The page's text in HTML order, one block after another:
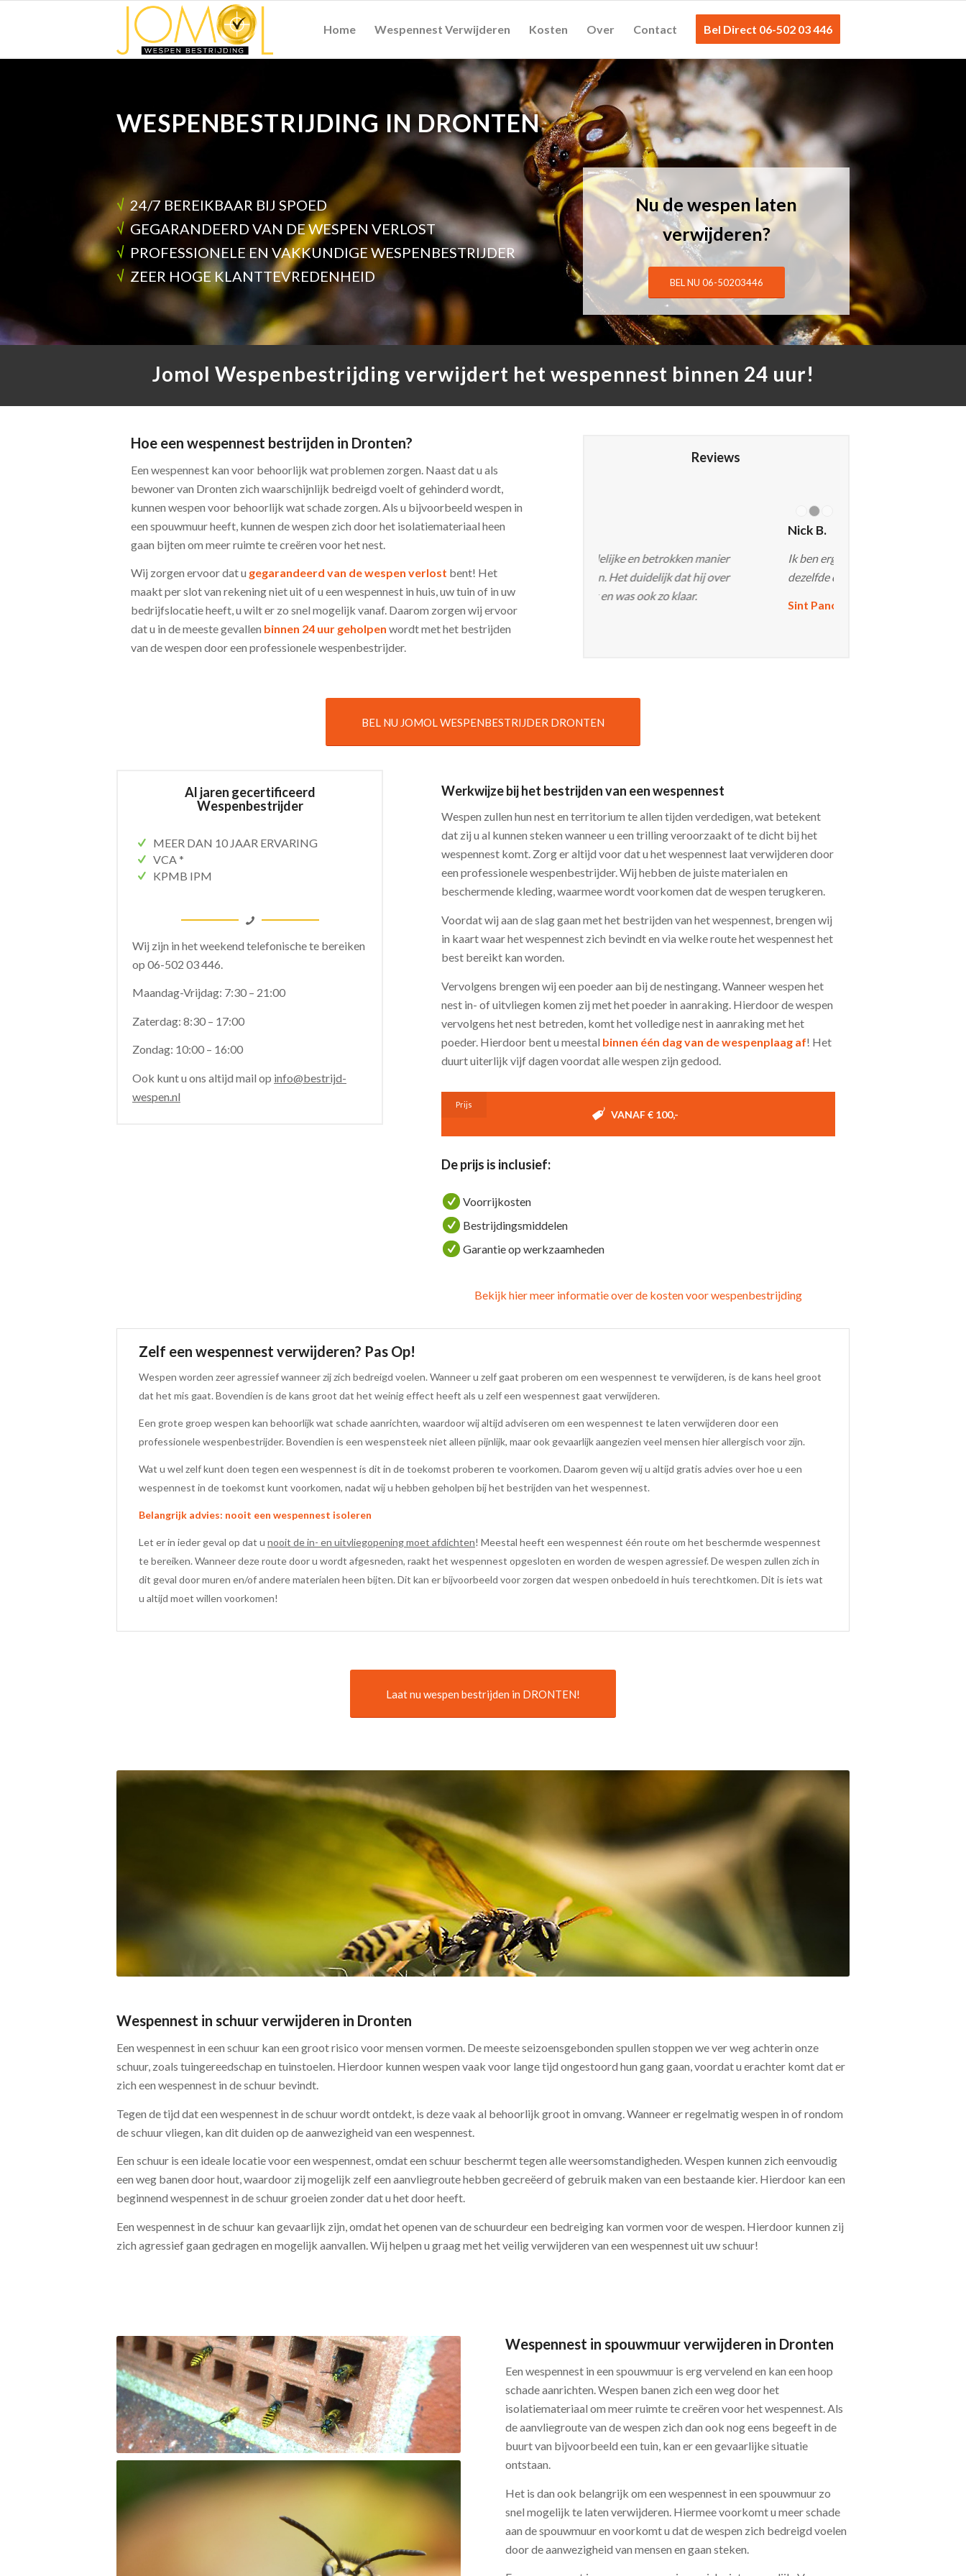
Home Wespennest Verwijderen Kosten Over Contact Bel Direct 06-502 03 446
WESPENBESTRIJDING IN DRONTEN
√ 24/7 BEREIKBAAR BIJ SPOED
√GEGARANDEERD VAN DE WESPEN VERLOST
√ PROFESSIONELE EN VAKKUNDIGE WESPENBESTRIJDER
√ ZEER HOGE KLANTTEVREDENHEID
Nu de wespen laten
verwijderen?
BEL NU 06-50203446
Jomol Wespenbestrijding verwijdert het wespennest binnen 24 uur!
Hoe een wespennest bestrijden in Dronten?
Een wespennest kan voor behoorlijk wat problemen zorgen. Naast dat u als
bewoner van Dronten zich waarschijnlijk bedreigd voelt of gehinderd wordt,
kunnen wespen voor behoorlijk wat schade zorgen. Als u bijvoorbeeld wespen in
een spouwmuur heeft, kunnen de wespen zich door het isolatiemateriaal heen
gaan bijten om meer ruimte te creëren voor het nest.
Wij zorgen ervoor dat u gegarandeerd van de wespen verlost bent! Het
maakt per slot van rekening niet uit of u een wespennest in huis, uw tuin of in uw
bedrijfslocatie heeft, u wilt er zo snel mogelijk vanaf. Daarom zorgen wij ervoor
dat u in de meeste gevallen binnen 24 uur geholpen wordt met het bestrijden
van de wespen door een professionele wespenbestrijder.
Reviews
Ik ben erg tevreden! Ik belde rond 11 uur en nog
dezelfde dag kwamen ze langs.
BEL NU JOMOL WESPENBESTRIJDER DRONTEN
Al jaren gecertificeerd
Wespenbestrijder
MEER DAN 10 JAAR ERVARING
VCA *
KPMB IPM
Wij zijn in het weekend telefonische te bereiken
op 06-502 03 446.
Maandag-Vrijdag: 7:30 – 21:00
Zaterdag: 8:30 – 17:00
Zondag: 10:00 – 16:00
Ook kunt u ons altijd mail op info@bestrijd-
wespen.nl
Werkwijze bij het bestrijden van een wespennest
Wespen zullen hun nest en territorium te allen tijden verdedigen, wat betekent
dat zij u al kunnen steken wanneer u een trilling veroorzaakt of te dicht bij het
wespennest komt. Zorg er altijd voor dat u het wespennest laat verwijderen door
een professionele wespenbestrijder. Wij hebben de juiste materialen en
beschermende kleding, waarmee wordt voorkomen dat de wespen terugkeren.
Voordat wij aan de slag gaan met het bestrijden van het wespennest, brengen wij
in kaart waar het wespennest zich bevindt en via welke route het wespennest het
best bereikt kan worden.
Vervolgens brengen wij een poeder aan bij de nestingang. Wanneer wespen het
nest in- of uitvliegen komen zij met het poeder in aanraking. Hierdoor de wespen
vervolgens het nest betreden, komt het volledige nest in aanraking met het
poeder. Hierdoor bent u meestal binnen één dag van de wespenplaag af! Het
duurt uiterlijk vijf dagen voordat alle wespen zijn gedood.
Prijs
VANAF € 100,-
De prijs is inclusief:
Voorrijkosten
Bestrijdingsmiddelen
Garantie op werkzaamheden
Bekijk hier meer informatie over de kosten voor wespenbestrijding
Zelf een wespennest verwijderen? Pas Op!
Wespen worden zeer agressief wanneer zij zich bedreigd voelen. Wanneer u zelf gaat proberen om een wespennest te verwijderen, is de kans heel groot
dat het mis gaat. Bovendien is de kans groot dat het weinig effect heeft als u zelf een wespennest gaat verwijderen.
Een grote groep wespen kan behoorlijk wat schade aanrichten, waardoor wij altijd adviseren om een wespennest te laten verwijderen door een
professionele wespenbestrijder. Bovendien is een wespensteek niet alleen pijnlijk, maar ook gevaarlijk aangezien veel mensen hier allergisch voor zijn.
Wat u wel zelf kunt doen tegen een wespennest is dit in de toekomst proberen te voorkomen. Daarom geven wij u altijd gratis advies over hoe u een
wespennest in de toekomst kunt voorkomen, nadat wij u hebben geholpen bij het bestrijden van het wespennest.
Belangrijk advies: nooit een wespennest isoleren
Let er in ieder geval op dat u nooit de in- en uitvliegopening moet afdichten! Meestal heeft een wespennest één route om het beschermde wespennest
te bereiken. Wanneer deze route door u wordt afgesneden, raakt het wespennest opgesloten en worden de wespen agressief. De wespen zullen zich in
dit geval door muren en/of andere materialen heen bijten. Dit kan er bijvoorbeeld voor zorgen dat wespen onbedoeld in huis terechtkomen. Dit is iets wat
u altijd moet willen voorkomen!
Laat nu wespen bestrijden in DRONTEN!
Wespennest in schuur verwijderen in Dronten
Een wespennest in een schuur kan een groot risico voor mensen vormen. De meeste seizoensgebonden spullen stoppen we ver weg achterin onze
schuur, zoals tuingereedschap en tuinstoelen. Hierdoor kunnen wespen vaak voor lange tijd ongestoord hun gang gaan, voordat u erachter komt dat er
zich een wespennest in de schuur bevindt.
Tegen de tijd dat een wespennest in de schuur wordt ontdekt, is deze vaak al behoorlijk groot in omvang. Wanneer er regelmatig wespen in of rondom
de schuur vliegen, kan dit duiden op de aanwezigheid van een wespennest.
Een schuur is een ideale locatie voor een wespennest, omdat een schuur beschermt tegen alle weersomstandigheden. Wespen kunnen zich eenvoudig
een weg banen door hout, waardoor zij mogelijk zelf een aanvliegroute hebben gecreëerd of gebruik maken van een bestaande kier. Hierdoor kan een
beginnend wespennest in de schuur groeien zonder dat u het door heeft.
Een wespennest in de schuur kan gevaarlijk zijn, omdat het openen van de schuurdeur een bedreiging kan vormen voor de wespen. Hierdoor kunnen zij
zich agressief gaan gedragen en mogelijk aanvallen. Wij helpen u graag met het veilig verwijderen van een wespennest uit uw schuur!
Wespennest in spouwmuur verwijderen in Dronten
Een wespennest in een spouwmuur is erg vervelend en kan een hoop
schade aanrichten. Wespen banen zich een weg door het
isolatiemateriaal om meer ruimte te creëren voor het wespennest. Als
de aanvliegroute van de wespen zich dan ook nog eens begeeft in de
buurt van bijvoorbeeld een tuin, kan er een gevaarlijke situatie
ontstaan.
Het is dan ook belangrijk om een wespennest in een spouwmuur zo
snel mogelijk te laten verwijderen. Hiermee voorkomt u meer schade
aan de spouwmuur en voorkomt u dat de wespen zich bedreigd voelen
door de aanwezigheid van mensen en gaan steken.